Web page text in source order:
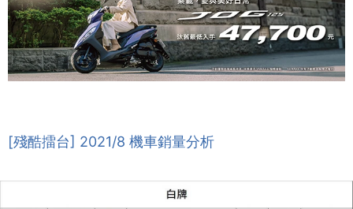
[殘酷擂台] 2021/8 機車銷量分析